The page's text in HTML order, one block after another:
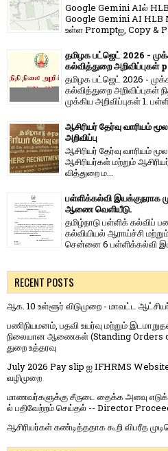
Google Gemini AIல்
Google Gemini AI HLB
உள்ள Promptஐ, Copy &
தமிழக பட்ஜெட் 2026 -
கல்வித்துறை அறிவிப்புகள்
தமிழக பட்ஜெட் 2026 -
கல்வித்துறை அறிவிப்புகள்
முக்கிய அறிவிப்புகள் 1.
ஆசிரியர் தேர்வு வாரியம்
அறிவிப்பு
ஆசிரியர் தேர்வு வாரி​யம்
ஆசிரியர்​கள் மற்​றும்
வித்​துறை ம...
பள்ளிக்கல்வி இயக்குநராக
ஆணை வெளியீடு.
தமிழ்நாடு பள்ளிக் கல்விப்
கல்வியியல் ஆராய்ச்சி
சென்னை 6 பள்ளிக்கல்வி
RECENT POSTS
ஆக. 10 உள்ளூர் விடுமுறை - மாவட்ட ஆட்சியர்
பணிநியமனம், பதவி உயர்வு மற்றும்
நிலையான ஆணைகள் (Standing Orders
துறை உத்தரவு
July 2026 Pay slip ஐ IFHRMS
வழிமுறை
மாணவர்களுக்கு சீருடை தைக்க அளவு
ல் பதிவேற்றம் செய்தல் -- Director
ஆசிரியர்கள் கண்டித்ததாக கூறி விபரீத